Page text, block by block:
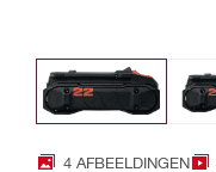
4 AFBEELDINGEN